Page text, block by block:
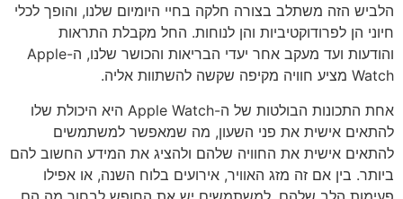
הלביש הזה משתלב בצורה חלקה בחיי היומיום שלנו, והופך לכלי
חיוני הן לפרודוקטיביות והן לנוחות. החל מקבלת התראות
והודעות ועד מעקב אחר יעדי הבריאות והכושר שלנו, ה-Apple
Watch מציע חוויה מקיפה שקשה להשתוות אליה.
אחת התכונות הבולטות של ה-Apple Watch היא היכולת שלו
להתאים אישית את פני השעון, מה שמאפשר למשתמשים
להתאים אישית את החוויה שלהם ולהציג את המידע החשוב להם
ביותר. בין אם זה מזג האוויר, אירועים בלוח השנה, או אפילו